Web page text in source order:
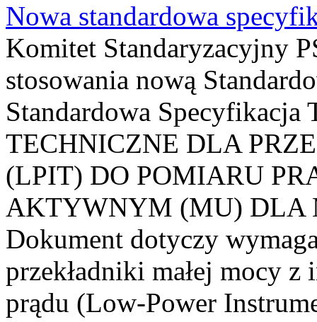
Nowa standardowa
Komitet Standaryzacyjny
stosowania nową
Standardowa
TECHNICZNE DLA
(LPIT) DO POMIARU
AKTYWNYM (MU) DLA
Dokument dotyczy
przekładniki małej mocy
prądu (Low-Power